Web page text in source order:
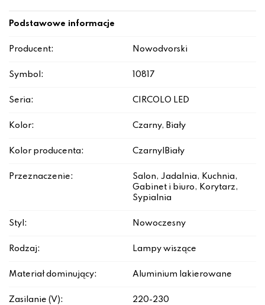
Podstawowe informacje
Producent: Nowodvorski
Symbol: 10817
Seria: CIRCOLO LED
Kolor: Czarny, Biały
Kolor producenta: Czarny|Biały
Przeznaczenie:
Salon, Jadalnia, Kuchnia,
Gabinet i biuro, Korytarz,
Sypialnia
Styl: Nowoczesny
Rodzaj: Lampy wiszące
Materiał dominujący: Aluminium lakierowane
Zasilanie (V): 220-230